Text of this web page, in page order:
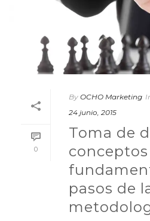
0
By OCHO Marketing
24 junio, 2015
Toma de
conceptos
pasos de